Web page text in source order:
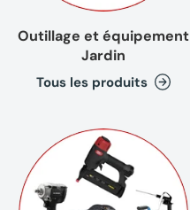
Outillage et équipement
Jardin
Tous les produits